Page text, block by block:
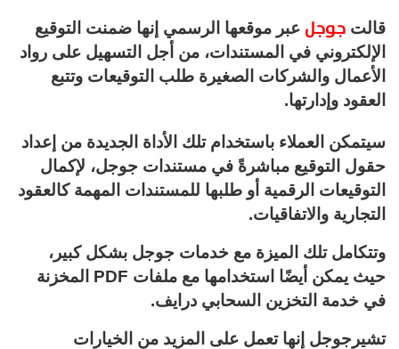
قالت جوجل عبر موقعها الرسمي إنها ضمنت التوقيع
الإلكتروني في المستندات، من أجل التسهيل على رواد
الأعمال والشركات الصغيرة طلب التوقيعات وتتبع
العقود وإدارتها.
سيتمكن العملاء باستخدام تلك الأداة الجديدة من إعداد
حقول التوقيع مباشرةً في مستندات جوجل، لإكمال
التوقيعات الرقمية أو طلبها للمستندات المهمة كالعقود
التجارية والاتفاقيات.
وتتكامل تلك الميزة مع خدمات جوجل بشكل كبير،
حيث يمكن أيضًا استخدامها مع ملفات PDF المخزنة
في خدمة التخزين السحابي درايف.
تشيرجوجل إنها تعمل على المزيد من الخيارات